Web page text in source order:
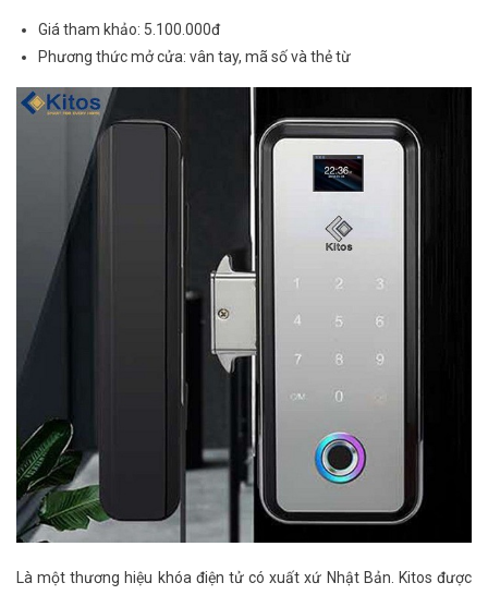
Giá tham khảo: 5.100.000đ
Phương thức mở cửa: vân tay, mã số và thẻ từ
Là một thương hiệu khóa điện tử có xuất xứ Nhật Bản. Kitos được